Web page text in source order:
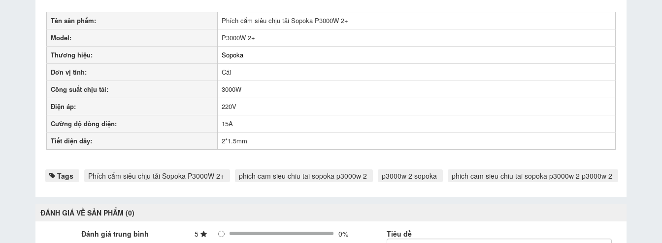
Tên sản phẩm:
Phích cắm siêu chịu tải Sopoka P3000W 2+
Model:
P3000W 2+
Thương hiệu:
Sopoka
Đơn vị tính:
Cái
Công suất chịu tải:
3000W
Điện áp:
220V
Cường độ dòng điện:
15A
Tiết diện dây:
2*1.5mm
Tags Phích cắm siêu chịu tải Sopoka P3000W 2+ phich cam sieu chiu tai sopoka p3000w 2 p3000w 2 sopoka phich cam sieu chiu tai sopoka p3000w 2 p3000w 2
ĐÁNH GIÁ VỀ SẢN PHẨM (0)
Đánh giá trung bình 5
0%
Tiêu đề